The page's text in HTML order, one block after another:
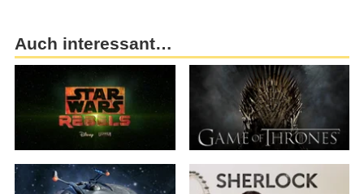
Auch interessant…